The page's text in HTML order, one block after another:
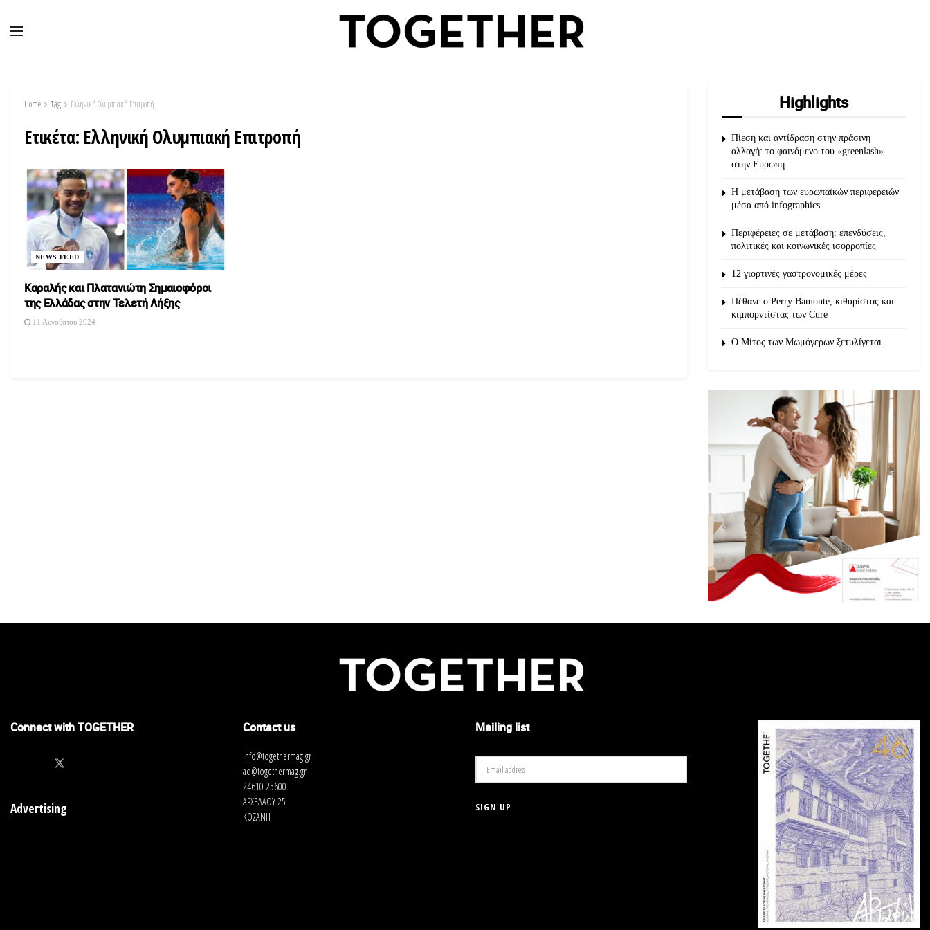
Home Tag Ελληνική Ολυμπιακή Eπιτροπή
Ετικέτα: Ελληνική Ολυμπιακή Eπιτροπή
NEWS FEED
Καραλής και Πλατανιώτη Σημαιοφόροι
της Ελλάδας στην Τελετή Λήξης
11 Αυγούστου 2024
Highlights
Πίεση και αντίδραση στην πράσινη
αλλαγή: το φαινόμενο του «greenlash»
στην Ευρώπη
Η μετάβαση των ευρωπαϊκών περιφερειών
μέσα από infographics
Περιφέρειες σε μετάβαση: επενδύσεις,
πολιτικές και κοινωνικές ισορροπίες
12 γιορτινές γαστρονομικές μέρες
Πέθανε ο Perry Bamonte, κιθαρίστας και
κιμπορντίστας των Cure
O Μίτος των Μωμόγερων ξετυλίγεται
Connect with TOGETHER
Advertising
Contact us
info@togethermag.gr
ad@togethermag.gr
24610 25600
ΑΡΧΕΛΑΟΥ 25
ΚΟΖΑΝΗ
Mailing list